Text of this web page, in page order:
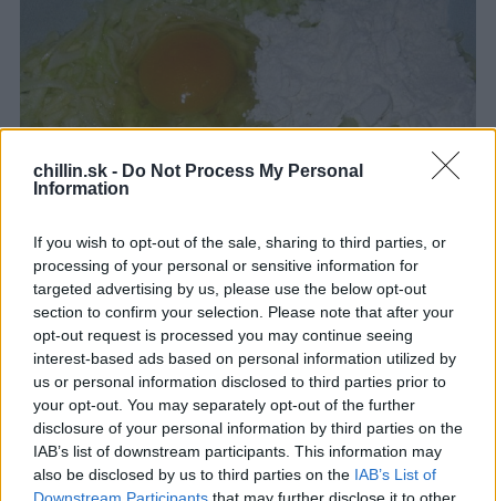
chillin.sk - Do Not Process My Personal
Information
If you wish to opt-out of the sale, sharing to third parties, or
processing of your personal or sensitive information for
targeted advertising by us, please use the below opt-out
section to confirm your selection. Please note that after your
opt-out request is processed you may continue seeing
interest-based ads based on personal information utilized by
us or personal information disclosed to third parties prior to
your opt-out. You may separately opt-out of the further
disclosure of your personal information by third parties on the
IAB’s list of downstream participants. This information may
also be disclosed by us to third parties on the IAB’s List of
Zmes si rozdeľte na 3 rovnaké časti.
c
f
o
: